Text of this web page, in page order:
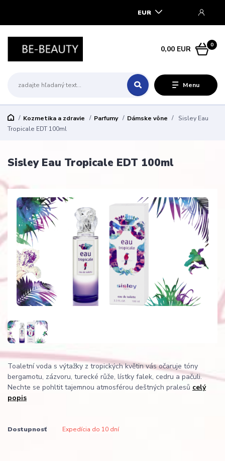
Menu
EUR
0
0,00 EUR
Kozmetika a zdravie Parfumy Dámske vône
Sisley Eau
Tropicale EDT 100ml
Sisley Eau Tropicale EDT 100ml
Toaletní voda s výtažky z tropických květin vás očaruje tóny
bergamotu, zázvoru, turecké růže, lístky falek, cedru a pačuli.
Nechte se pohltit tajemnou atmosférou deštných pralesů celý
popis
Dostupnosť Expedícia do 10 dní